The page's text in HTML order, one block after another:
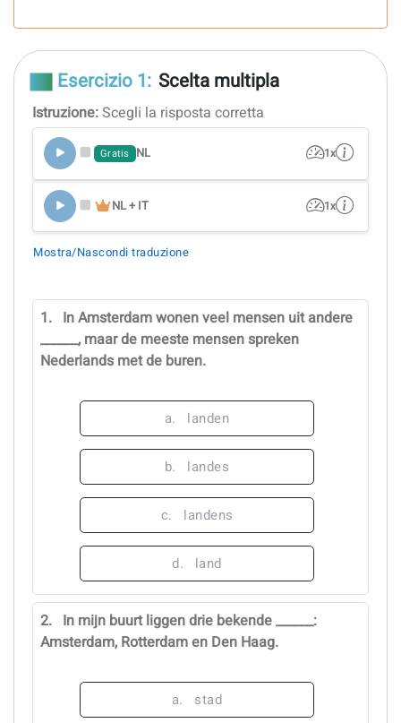
Esercizio 1: Scelta multipla
Istruzione:Scegli la risposta corretta
Gratis NL 1x
NL + IT 1x
Mostra/Nascondi traduzione
1. In Amsterdam wonen veel mensen uit andere
______, maar de meeste mensen spreken
Nederlands met de buren.
a. landen
b. landes
c. landens
d. land
2. In mijn buurt liggen drie bekende ______:
Amsterdam, Rotterdam en Den Haag.
a. stad